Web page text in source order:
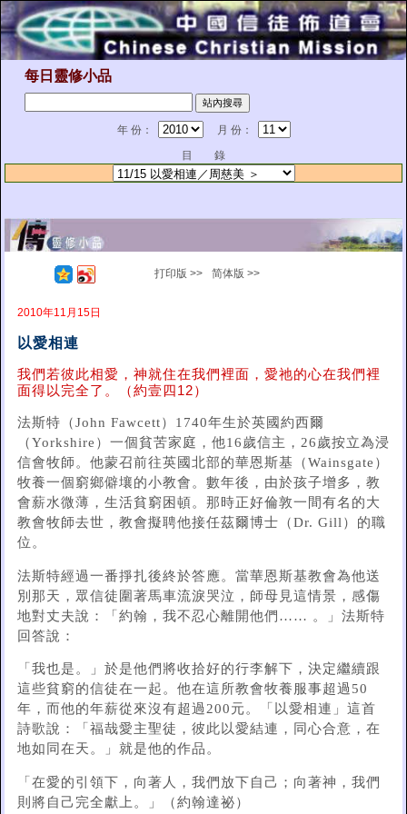
每日靈修小品
年 份：
月 份：
目 錄
打印版 >> 简体版 >>
2010年11月15日
以愛相連
我們若彼此相愛，神就住在我們裡面，愛祂的心在我們裡
面得以完全了。（約壹四12）
法斯特（John Fawcett）1740年生於英國約西爾
（Yorkshire）一個貧苦家庭，他16歲信主，26歲按立為浸
信會牧師。他蒙召前往英國北部的華恩斯基（Wainsgate）
牧養一個窮鄉僻壤的小教會。數年後，由於孩子增多，教
會薪水微薄，生活貧窮困頓。那時正好倫敦一間有名的大
教會牧師去世，教會擬聘他接任茲爾博士（Dr. Gill）的職
位。
法斯特經過一番掙扎後終於答應。當華恩斯基教會為他送
別那天，眾信徒圍著馬車流淚哭泣，師母見這情景，感傷
地對丈夫說：「約翰，我不忍心離開他們…… 。」法斯特
回答說：
「我也是。」於是他們將收拾好的行李解下，決定繼續跟
這些貧窮的信徒在一起。他在這所教會牧養服事超過50
年，而他的年薪從來沒有超過200元。「以愛相連」這首
詩歌說：「福哉愛主聖徒，彼此以愛結連，同心合意，在
地如同在天。」就是他的作品。
「在愛的引領下，向著人，我們放下自己；向著神，我們
則將自己完全獻上。」（約翰達祕）